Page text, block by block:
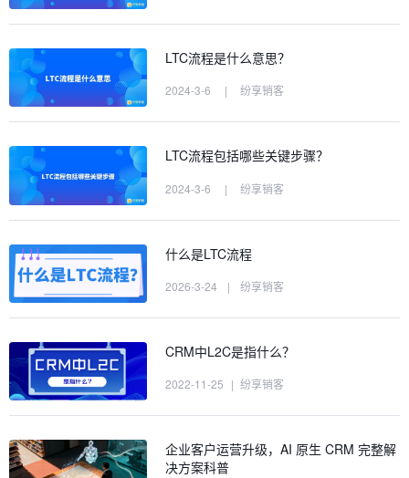
LTC流程是什么意思？
2024-3-6 | 纷享销客
LTC流程包括哪些关键步骤？
2024-3-6 | 纷享销客
什么是LTC流程
2026-3-24 | 纷享销客
CRM中L2C是指什么？
2022-11-25 | 纷享销客
企业客户运营升级，AI 原生 CRM 完整解
决方案科普